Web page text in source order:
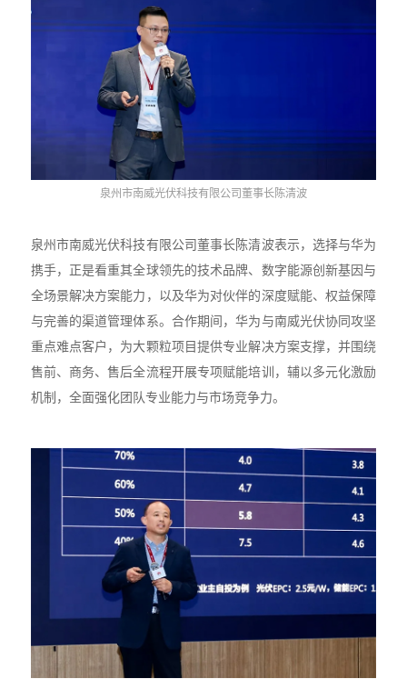
泉州市南威光伏科技有限公司董事长陈清波
泉州市南威光伏科技有限公司董事长陈清波表示，选择与华为
携手，正是看重其全球领先的技术品牌、数字能源创新基因与
全场景解决方案能力，以及华为对伙伴的深度赋能、权益保障
与完善的渠道管理体系。合作期间，华为与南威光伏协同攻坚
重点难点客户，为大颗粒项目提供专业解决方案支撑，并围绕
售前、商务、售后全流程开展专项赋能培训，辅以多元化激励
机制，全面强化团队专业能力与市场竞争力。